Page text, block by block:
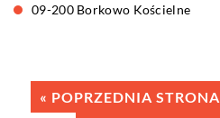
09-200 Borkowo Kościelne
« POPRZEDNIA STRONA